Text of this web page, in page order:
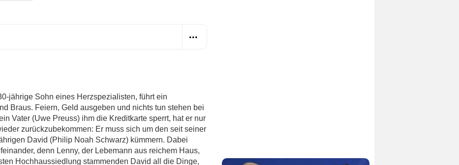
jährige Sohn eines Herzspezialisten, führt ein
Braus. Feiern, Geld ausgeben und nichts tun stehen bei
Vater (Uwe Preuss) ihm die Kreditkarte sperrt, hat er nur
zurückzubekommen: Er muss sich um den seit seiner
David (Philip Noah Schwarz) kümmern. Dabei
denn Lenny, der Lebemann aus reichem Haus,
Hochhaussiedlung stammenden David all die Dinge,